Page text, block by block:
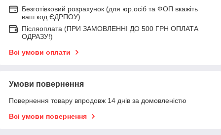
Безготівковий розрахунок (для юр.осіб та ФОП вкажіть
ваш код ЄДРПОУ)
Післяоплата (ПРИ ЗАМОВЛЕННІ ДО 500 ГРН ОПЛАТА
ОДРАЗУ!)
Всі умови оплати
Умови повернення
Повернення товару впродовж 14 днів за домовленістю
Всі умови повернення